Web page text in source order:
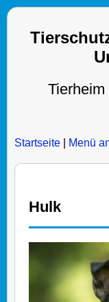
Startseite Menü
Hulk